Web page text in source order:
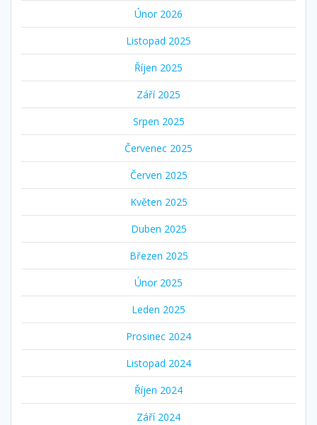
Únor 2026
Listopad 2025
Říjen 2025
Září 2025
Srpen 2025
Červenec 2025
Červen 2025
Květen 2025
Duben 2025
Březen 2025
Únor 2025
Leden 2025
Prosinec 2024
Listopad 2024
Říjen 2024
Září 2024